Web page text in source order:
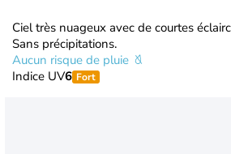
Ciel très nuageux avec de courtes
Sans précipitations.
Aucun risque de pluie
Indice UV6 Fort